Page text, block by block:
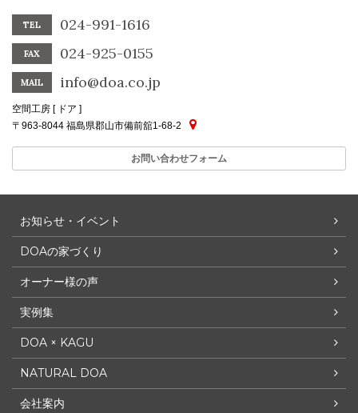
TEL 024-991-1616
FAX 024-925-0155
MAIL info@doa.co.jp
空間工房 [ ドア ]
〒963-8044 福島県郡山市備前舘1-68-2
お問い合わせフォーム
お知らせ・イベント
DOAの家づくり
オーナー様の声
実例集
DOA × KAGU
NATURAL DOA
会社案内